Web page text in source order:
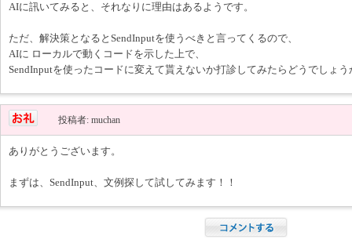
AIに訊いてみると、それなりに理由はあるようです。
ただ、解決策となるとSendInputを使うべきと言ってくるので、
AIに ローカルで動くコードを示した上で、
SendInputを使ったコードに変えて貰えないか打診してみたらどうでしょう
投稿者: muchan
ありがとうございます。
まずは、SendInput、文例探して試してみます！！